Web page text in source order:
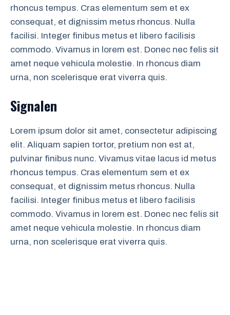
rhoncus tempus. Cras elementum sem et ex
consequat, et dignissim metus rhoncus. Nulla
facilisi. Integer finibus metus et libero facilisis
commodo. Vivamus in lorem est. Donec nec felis sit
amet neque vehicula molestie. In rhoncus diam
urna, non scelerisque erat viverra quis.
Signalen
Lorem ipsum dolor sit amet, consectetur adipiscing
elit. Aliquam sapien tortor, pretium non est at,
pulvinar finibus nunc. Vivamus vitae lacus id metus
rhoncus tempus. Cras elementum sem et ex
consequat, et dignissim metus rhoncus. Nulla
facilisi. Integer finibus metus et libero facilisis
commodo. Vivamus in lorem est. Donec nec felis sit
amet neque vehicula molestie. In rhoncus diam
urna, non scelerisque erat viverra quis.